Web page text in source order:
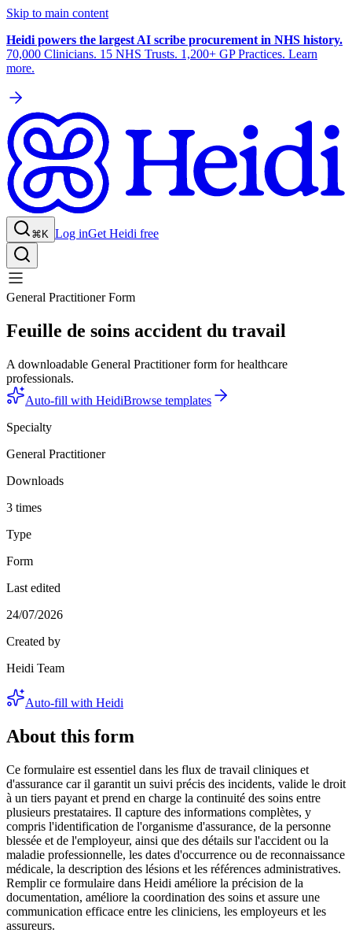
Skip to main content
Heidi powers the largest AI scribe procurement in NHS history.
70,000 Clinicians. 15 NHS Trusts. 1,200+ GP Practices. Learn
more.
⌘K Log inGet Heidi free
General Practitioner Form
Feuille de soins accident du travail
A downloadable General Practitioner form for healthcare
professionals.
Auto-fill with HeidiBrowse templates
Specialty
General Practitioner
Downloads
3 times
Type
Form
Last edited
24/07/2026
Created by
Heidi Team
Auto-fill with Heidi
About this form
Ce formulaire est essentiel dans les flux de travail cliniques et
d'assurance car il garantit un suivi précis des incidents, valide le droit
à un tiers payant et prend en charge la continuité des soins entre
plusieurs prestataires. Il capture des informations complètes, y
compris l'identification de l'organisme d'assurance, de la personne
blessée et de l'employeur, ainsi que des détails sur l'accident ou la
maladie professionnelle, les dates d'occurrence ou de reconnaissance
médicale, la description des lésions et les références administratives.
Remplir ce formulaire dans Heidi améliore la précision de la
documentation, améliore la coordination des soins et assure une
communication efficace entre les cliniciens, les employeurs et les
assureurs.